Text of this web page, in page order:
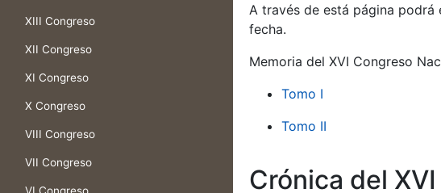
XIII Congreso
XII Congreso
XI Congreso
X Congreso
VIII Congreso
VII Congreso
A través de está página podrá
fecha.
Memoria del XVI Congreso
Tomo I
Tomo II
Crónica del